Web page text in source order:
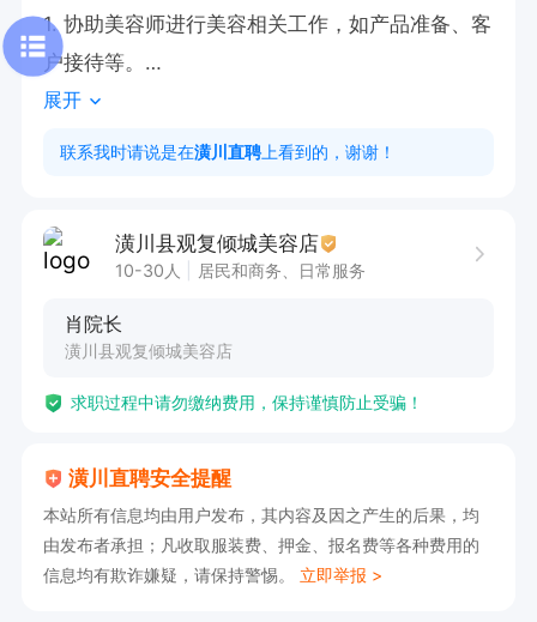
1. 协助美容师进行美容相关工作，如产品准备、客
户接待等。
2. 学习并掌握美容技能，包括皮肤护理、按摩手
法等。
质服务。
供个性化美容方案。
二店：滨河湾飞天舞蹈学校对面
有意向可以电话沟通，请告知潢川直聘看到的！
展开
联系我时请说是在潢川直聘 上看到的，谢谢！
潢川县观复倾城美容店
10-30人 居民和商务、日常服务
肖院长
潢川县观复倾城美容店
求职过程中请勿缴纳费用，保持谨慎防止受骗！
潢川直聘安全提醒
本站所有信息均由用户发布，其内容及因之产生的后果，均
由发布者承担；凡收取服装费、押金、报名费等各种费用的
信息均有欺诈嫌疑，请保持警惕。 立即举报 >